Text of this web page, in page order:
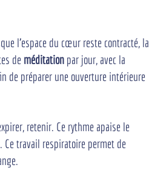
l’espace du cœur reste contracté, la
de méditation par jour, avec la
de préparer une ouverture intérieure
retenir. Ce rythme apaise le
Ce travail respiratoire permet de